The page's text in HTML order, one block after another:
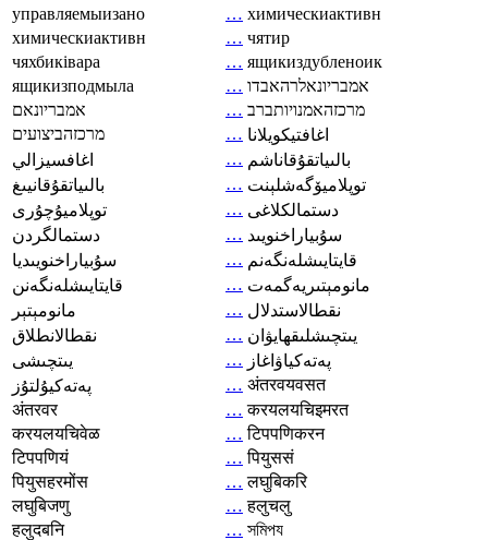
управляемыизано
… химическиактивн
химическиактивн
… чятир
чяхбиківара
… ящикиздубленоик
ящикизподмыла
… אמבריונאלרהאבדו
אמבריונאם
… מרכזהאמנויותברב
מרכזהביצועים
… اغافتيكويلانا
اغافسيزالي
… بالىياتقۇقاناشم
بالىياتقۇقانيىغ
… توپلاميۆگەشلېنت
توپلاميۇچۇرى
… دستمالکلاغی
دستمالگردن
… سۇبياراخنويىد
سۇبياراخنويىديا
… قايتايىشلەنگەنم
قايتايىشلەنگەنن
… مانومېتىريەگمەت
مانومېتېر
… نقطالاستدلال
نقطالانطلاق
… يىتچىشلىقھايۋان
يىتچىشى
… پەتەكياۋاغاز
پەتەكيۇلتۇز
… अंतरवयवसत
अंतरवर
… करयलयचिइमरत
करयलयचिवेळ
… टिपपणिकरन
टिपपणियं
… पियुससं
पियुसहरमोंस
… लघुबिकरि
लघुबिजणु
… हलुचलु
हलुदबनि
… সমিপয